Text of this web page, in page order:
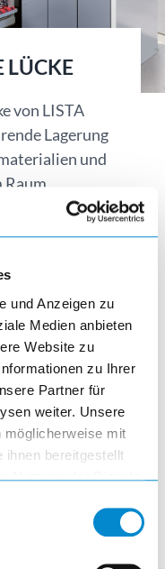
und Anzeigen zu
Medien anbieten
Website zu
zu Ihrer
Partner für
weiter. Unsere
möglicherweise mit
ihnen bereitgestellt
Nutzung der Dienste
LÜCKE
von LISTA
Lagerung
und